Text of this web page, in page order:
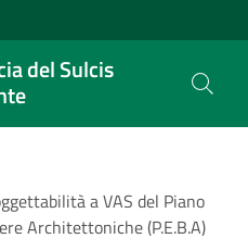
del Sulcis
a VAS del Piano
Architettoniche (P.E.B.A)